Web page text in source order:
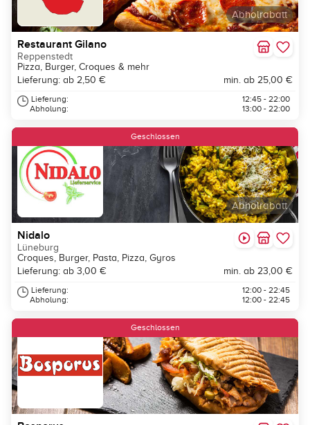
Abholrabatt
Restaurant Gilano
Reppenstedt
Pizza, Burger, Croques & mehr
Lieferung: ab 2,50 €
min. ab 25,00 €
Lieferung:
Abholung:
12:45 - 22:00
13:00 - 22:00
Abholrabatt
Geschlossen
Nidalo
Lüneburg
Croques, Burger, Pasta, Pizza, Gyros
Lieferung: ab 3,00 €
min. ab 23,00 €
Lieferung:
Abholung:
12:00 - 22:45
12:00 - 22:45
Geschlossen